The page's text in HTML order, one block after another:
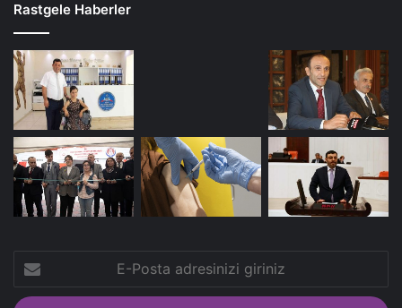
Rastgele Haberler
E-
Posta
adresinizi